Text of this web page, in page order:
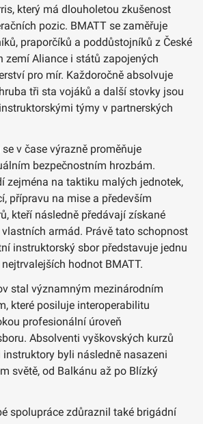
který má dlouholetou zkušenost
pozic. BMATT se zaměřuje
praporčíků a poddůstojníků z České
zemí Aliance i států zapojených
pro mír. Každoročně absolvuje
tři sta vojáků a další stovky jsou
týmy v partnerských
v čase výrazně proměňuje
bezpečnostním hrozbám.
zejména na taktiku malých jednotek,
přípravu na mise a především
kteří následně předávají získané
armád. Právě tato schopnost
instruktorský sbor představuje jednu
hodnot BMATT.
stal významným mezinárodním
které posiluje interoperabilitu
profesionální úroveň
Absolventi vyškovských kurzů
byli následně nasazeni
světě, od Balkánu až po Blízký
spolupráce zdůraznil také brigádní